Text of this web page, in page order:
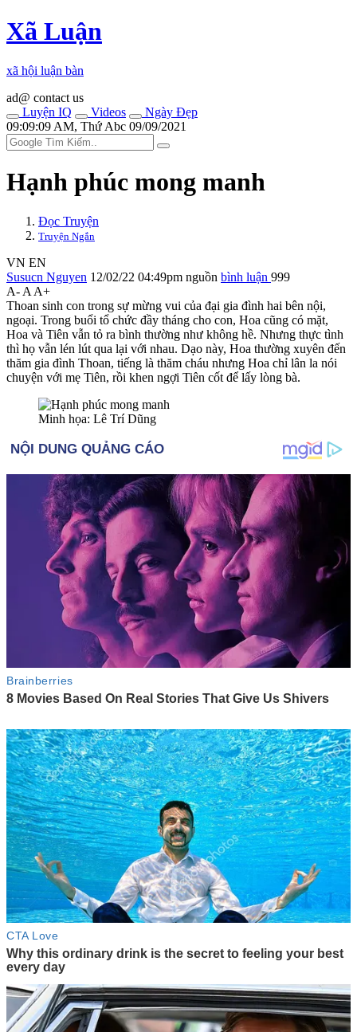
Xã Luận
xã hội luận bàn
ad@ contact us
Luyện IQ
Videos
Ngày Đẹp
09:09:09 AM, Thứ Abc 09/09/2021
Hạnh phúc mong manh
Đọc Truyện
Truyện Ngắn
VN EN
Susucn Nguyen 12/02/22 04:49pm nguồn bình luận 999
A- A A+
Thoan sinh con trong sự mừng vui của đại gia đình hai bên nội,
ngoại. Trong buổi tổ chức đầy tháng cho con, Hoa cũng có mặt,
Hoa và Tiên vẫn tỏ ra bình thường như không hề. Nhưng thực tình
thì họ vẫn lén lút qua lại với nhau. Dạo này, Hoa thường xuyên đến
thăm gia đình Thoan, tiếng là thăm cháu nhưng Hoa chỉ lân la nói
chuyện với mẹ Tiên, rồi khen ngợi Tiên cốt để lấy lòng bà.
Minh họa: Lê Trí Dũng